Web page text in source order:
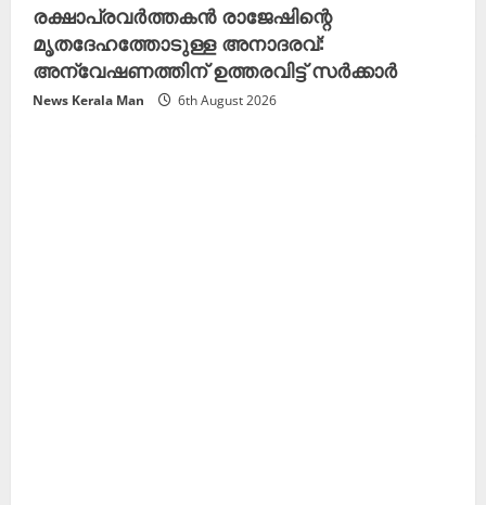
രക്ഷാപ്രവർത്തകൻ രാജേഷിന്റെ
മൃതദേഹത്തോടുള്ള അനാദരവ്:
അന്വേഷണത്തിന് ഉത്തരവിട്ട് സർക്കാർ
News Kerala Man 6th August 2026